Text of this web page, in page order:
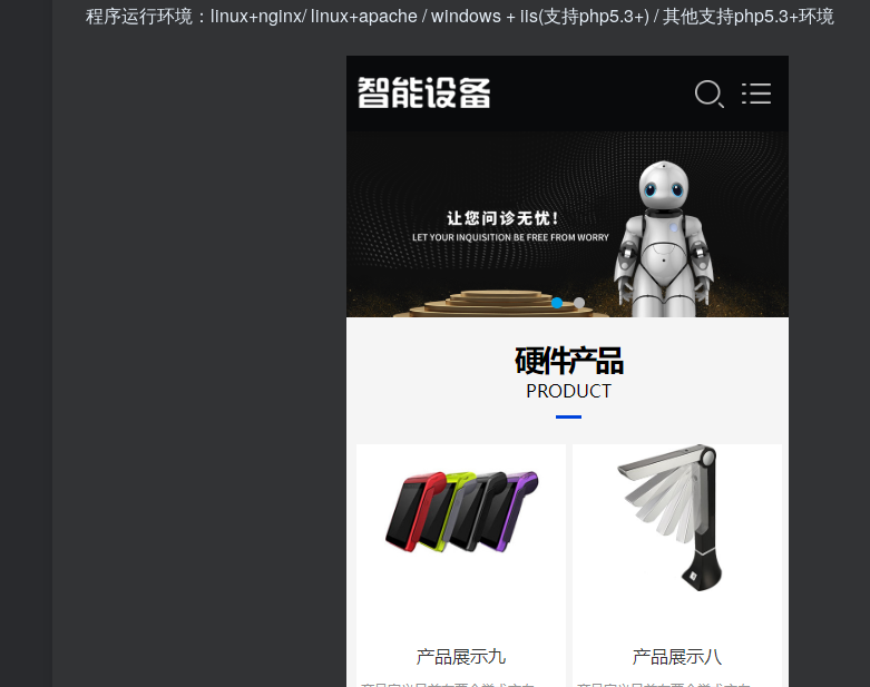
程序运行环境：linux+nginx/ linux+apache / windows + iis(支持php5.3+) / 其他支持php5.3+环境